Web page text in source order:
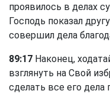
проявилось в делах
Господь показал
совершил дела
89:17 Наконец,
взглянуть на Свой
сделать все его